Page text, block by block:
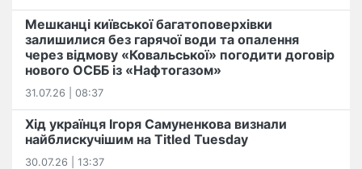
Мешканці київської багатоповерхівки
залишилися без гарячої води та опалення
через відмову «Ковальської» погодити договір
нового ОСББ із «Нафтогазом»
31.07.26 | 08:37
Хід українця Ігоря Самуненкова визнали
найблискучішим на Titled Tuesday
30.07.26 | 13:37